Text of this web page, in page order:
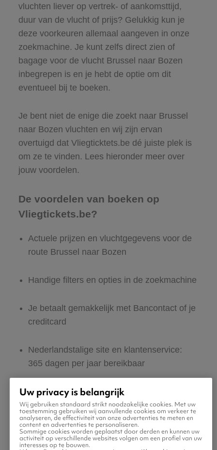
vluchten liever op vertrek- of aankomsttijd,
duur van de vlucht of prijs? Gelukkig kun je
deze voorkeuren allemaal aangeven in onze
zoekmachine. Je kunt zelfs direct zien of
bagage voor de vlucht Brussel naar Bozen
inbegrepen is en je hebt de optie om dit
eventueel bij te boeken.
Je bent niet de enige die zoekt naar Brussel
naar Bozen vluchten en wij zijn ervan
overtuigd dat Vliegticktets.be dé juiste plek is
om ze te vinden. Lees hieronder meer over
jouw voordelen.
De voordelen van boeken op
Vliegtickets.be?
Actuele prijzen en vluchtgegevens voor de
route Brussel naar Bozen
Handige filters en opties in de zoekmachine
Je betaalt gemakkelijk met Bancontact of je
creditcard
Nederlandstalige site en klantenservice:
365 dagen per jaar bereikbaar
Zeker van veilig boeken en betalen
Boek ook direct een hotel of huurauto voor
in Bozen
Uw privacy is belangrijk
Wij gebruiken standaard strikt noodzakelijke cookies. Met uw
toestemming gebruiken wij aanvullende cookies om verkeer te
analyseren, de effectiviteit van onze advertenties te meten en
content en advertenties te personaliseren.
Sommige cookies worden geplaatst door derden en kunnen uw
activiteit op verschillende websites volgen om een profiel van uw
interesses op te bouwen.